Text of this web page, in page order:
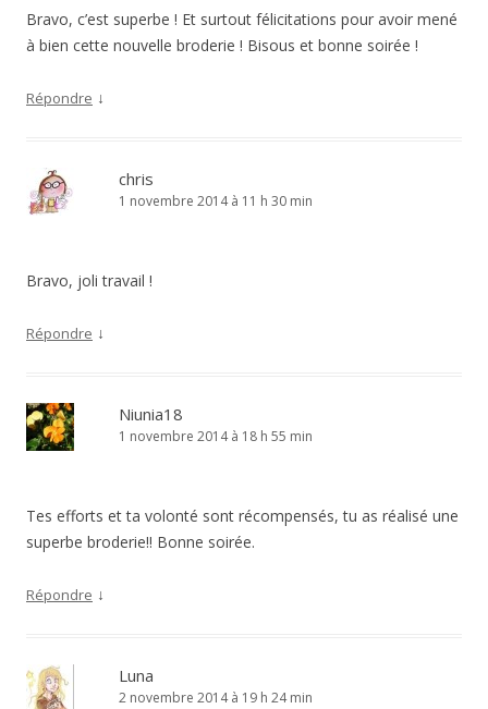
Bravo, c’est superbe ! Et surtout félicitations pour avoir mené
à bien cette nouvelle broderie ! Bisous et bonne soirée !
Répondre ↓
chris
1 novembre 2014 à 11 h 30 min
Bravo, joli travail !
Répondre ↓
Niunia18
1 novembre 2014 à 18 h 55 min
Tes efforts et ta volonté sont récompensés, tu as réalisé une
superbe broderie!! Bonne soirée.
Répondre ↓
Luna
2 novembre 2014 à 19 h 24 min